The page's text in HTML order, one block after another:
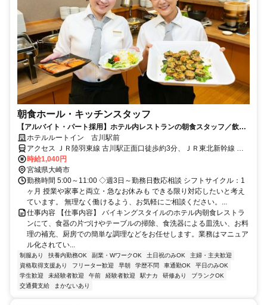
朝食ホール・キッチンスタッフ
【アルバイト・パート採用】ホテル内レストランの朝食スタッフ／飲食
未経験歓迎！主婦(夫)さん活躍中
ホテルルートイン 古川駅前
アクセス ＪＲ陸羽東線 古川駅正面口徒歩約3分、ＪＲ東北新幹線 古
川駅正面口徒歩約3分
時給1,040円
宮城県大崎市
勤務時間 5:00～11:00 ◇週3日～勤務日数応相談 シフトサイクル：1
ヶ月 授業や家事と両立・急なお休みも できる限り対応したいと考え
ています。 無理なく働けるよう、お気軽にご相談ください。...
仕事内容 【仕事内容】 バイキングスタイルのホテル内朝食レストラ
ンにて、食器の片づけやテーブルの掃除、食洗器による皿洗い、お料
理の補充、厨房での簡単な調理などをお任せします。業務はマニュア
ル化されてい...
制服あり 扶養内勤務OK 副業・WワークOK 土日祝のみOK
主婦・主夫歓迎
資格取得支援あり
フリーター歓迎 早朝 学歴不問 車通勤OK
平日のみOK
学生歓迎
未経験者歓迎 午前 経験者歓迎 駅ナカ 研修あり
ブランクOK
交通費支給
まかないあり